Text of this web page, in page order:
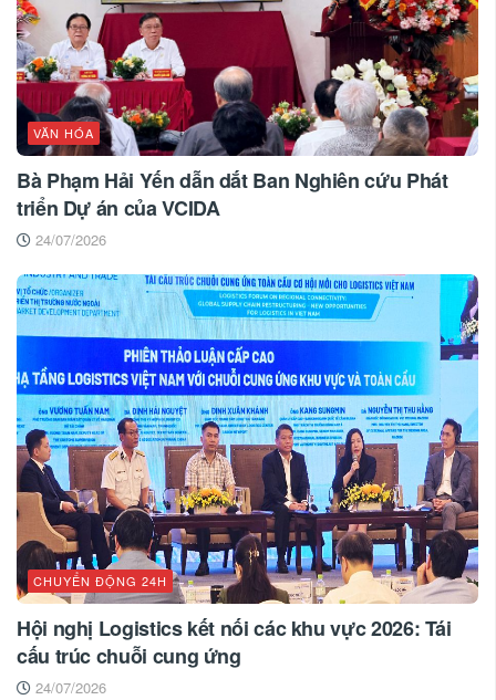
VĂN HÓA
Bà Phạm Hải Yến dẫn dắt Ban Nghiên cứu Phát
triển Dự án của VCIDA
24/07/2026
CHUYỂN ĐỘNG 24H
Hội nghị Logistics kết nối các khu vực 2026: Tái
cấu trúc chuỗi cung ứng
24/07/2026